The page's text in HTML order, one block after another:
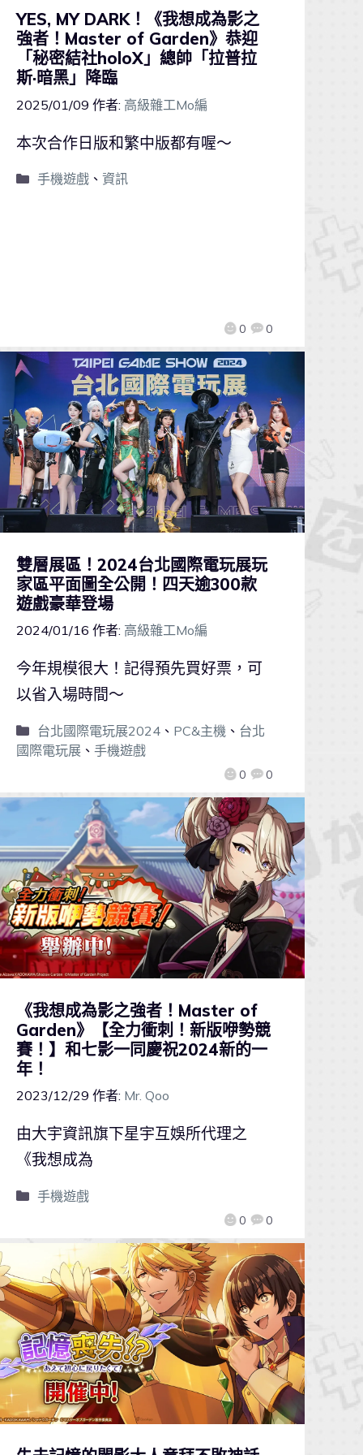
YES, MY DARK！《我想成為影之
強者！Master of Garden》恭迎
「秘密結社holoX」總帥「拉普拉
斯·暗黑」降臨
2025/01/09 作者: 高級雜工Mo編
0 0
本次合作日版和繁中版都有喔～
手機遊戲、 資訊
雙層展區！2024台北國際電玩展玩
家區平面圖全公開！四天逾300款
遊戲豪華登場
2024/01/16 作者: 高級雜工Mo編
0 0
今年規模很大！記得預先買好票，可
以省入場時間～
台北國際電玩展2024、 PC&主機 、 台北
國際電玩展、 手機遊戲
《我想成為影之強者！Master of
Garden》【全力衝刺！新版咿勢競
賽！】和七影一同慶祝2024新的一
年！
2023/12/29 作者: Mr. Qoo
0 0
由大宇資訊旗下星宇互娛所代理之
《我想成為
手機遊戲